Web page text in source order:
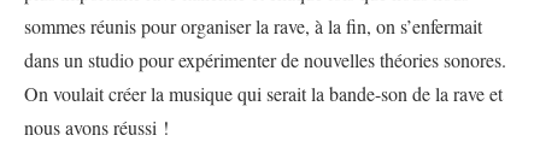
sommes réunis pour organiser la rave, à la fin, on s’enfermait
dans un studio pour expérimenter de nouvelles théories sonores.
On voulait créer la musique qui serait la bande-son de la rave et
nous avons réussi !